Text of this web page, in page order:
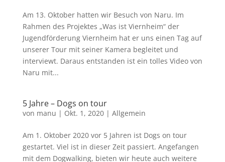
Am 13. Oktober hatten wir Besuch von Naru. Im
Rahmen des Projektes „Was ist Viernheim“ der
Jugendförderung Viernheim hat er uns einen Tag auf
unserer Tour mit seiner Kamera begleitet und
interviewt. Daraus entstanden ist ein tolles Video von
Naru mit...
5 Jahre – Dogs on tour
von manu | Okt. 1, 2020| Allgemein
Am 1. Oktober 2020 vor 5 Jahren ist Dogs on tour
gestartet. Viel ist in dieser Zeit passiert. Angefangen
mit dem Dogwalking, bieten wir heute auch weitere